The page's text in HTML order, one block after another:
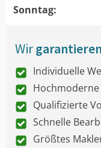
Sonntag:
Wirgarantieren
Individuelle
Qualifizierte
Schnelle
Größtes